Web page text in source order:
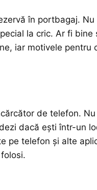
în portbagaj.
la cric. Ar fi
iar motivele pentru
de telefon.
dacă ești într-un
pe telefon și alte